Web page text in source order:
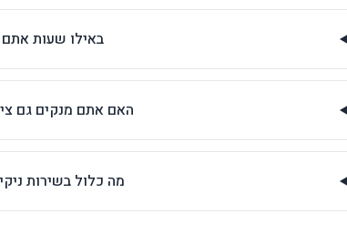
באילו שעות אתם
האם אתם מנקים גם
מה כלול בשירות